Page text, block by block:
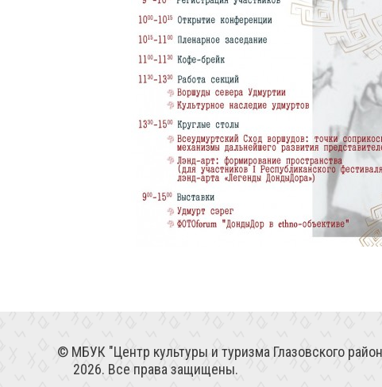
МБУК "Центр культуры и туризма Глазовского
2026. Все права защищены.